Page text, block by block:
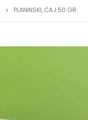
PLANINSKI, ČAJ 50 GR.